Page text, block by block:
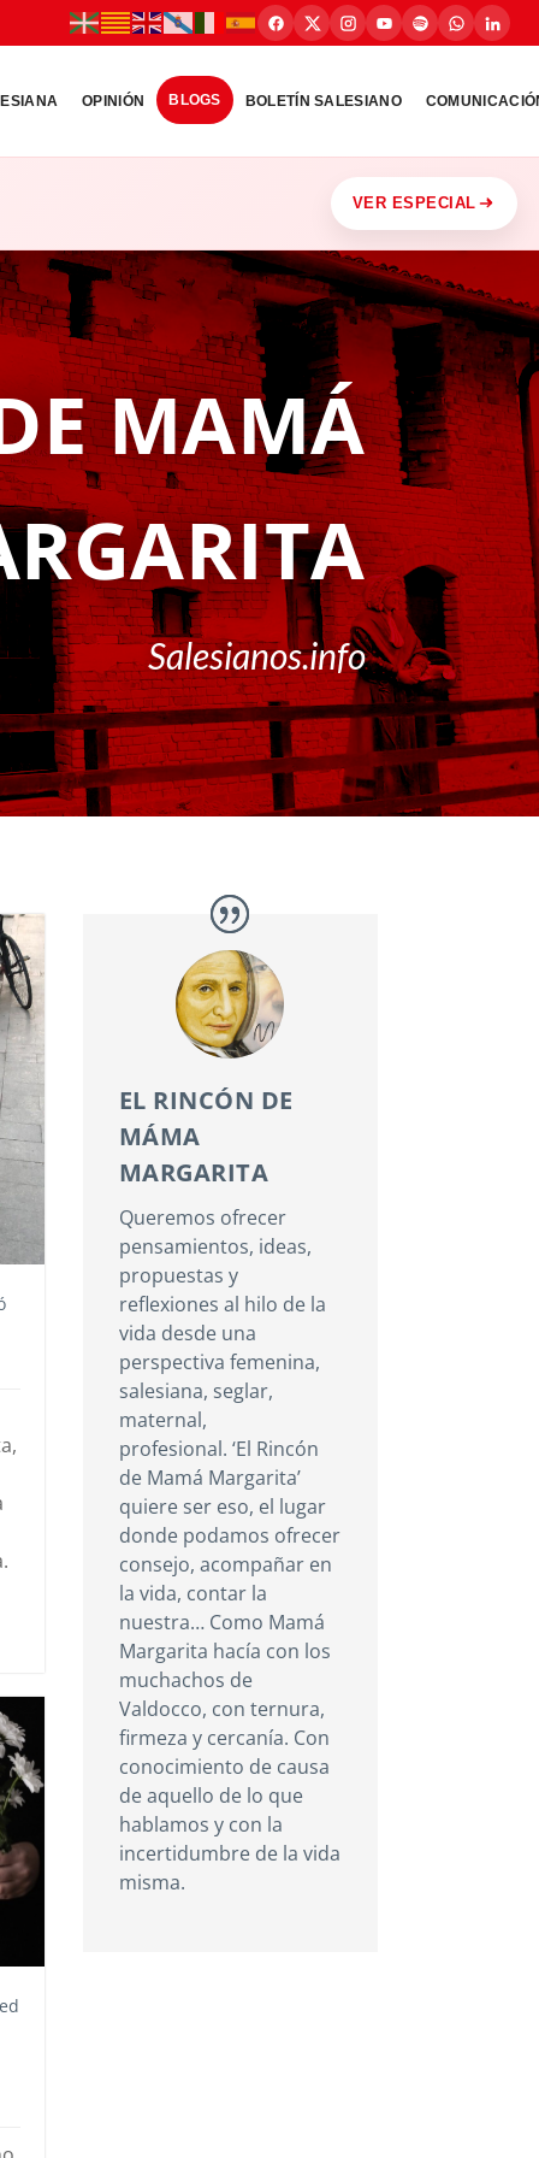
OPINIÓN BLOGS BOLETÍN SALESIANO
VER ESPECIAL
MAMÁ
Salesianos.info
EL RINCÓN DE
MÁMA
MARGARITA
Queremos ofrecer
pensamientos, ideas,
propuestas y
reflexiones al hilo de la
vida desde una
perspectiva femenina,
salesiana, seglar,
maternal,
profesional. ‘El Rincón
de Mamá Margarita’
quiere ser eso, el lugar
donde podamos ofrecer
consejo, acompañar en
la vida, contar la
nuestra… Como Mamá
Margarita hacía con los
muchachos de
Valdocco, con ternura,
firmeza y cercanía. Con
conocimiento de causa
de aquello de lo que
hablamos y con la
incertidumbre de la vida
misma.